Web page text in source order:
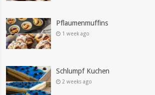
Pflaumenmuffins
1 week ago
Schlumpf Kuchen
2 weeks ago